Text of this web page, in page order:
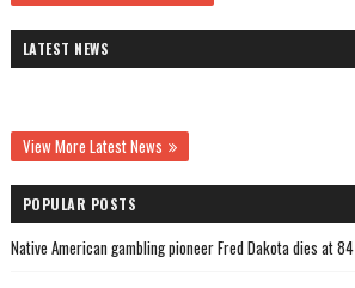
LATEST NEWS
View More Latest News
POPULAR POSTS
Native American gambling pioneer Fred Dakota dies at 84